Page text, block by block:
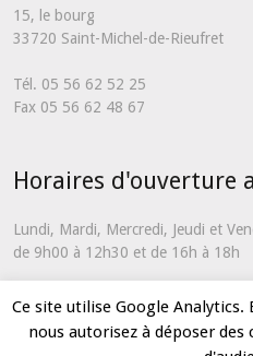
15, le bourg
33720 Saint-Michel-de-Rieufret
Tél. 05 56 62 52 25
Fax 05 56 62 48 67
Horaires d'ouverture
Lundi, Mardi, Mercredi, Jeudi et
de 9h00 à 12h30 et de 16h à 18h
En dehors de ces horaires et
pouvez nous contacter via notre
Ce site utilise Google
nous autorisez à déposer des